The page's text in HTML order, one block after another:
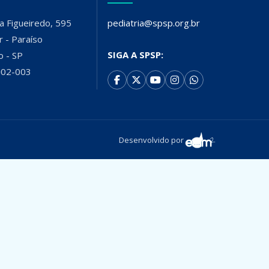
para
o
Figueiredo, 595
- Paraíso
- SP
003
pediatria@spsp.org.br
SIGA A SPSP:
Desenvolvido por